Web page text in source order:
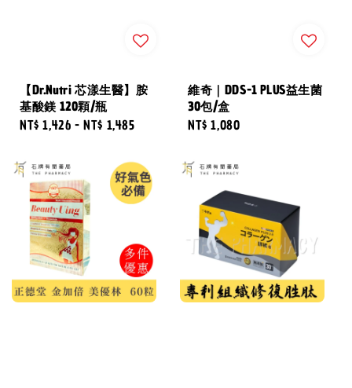
【Dr.Nutri 芯漾生醫】胺
基酸鎂 120顆/瓶
Regular
NT$ 1,426 -NT$ 1,485
維奇｜DDS-1 PLUS益生菌
30包/盒
Regular
NT$ 1,080